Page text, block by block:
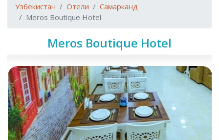
Узбекистан Отели
Самарканд
Meros Boutique Hotel
Meros Boutique Hotel